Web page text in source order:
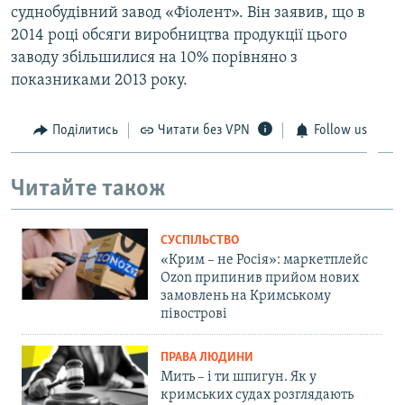
суднобудівний завод «Фіолент». Він заявив, що в
2014 році обсяги виробництва продукції цього
заводу збільшилися на 10% порівняно з
показниками 2013 року.
Поділитись Читати без VPN Follow us
Читайте також
СУСПІЛЬСТВО
«Крим – не Росія»: маркетплейс
Ozon припинив прийом нових
замовлень на Кримському
півострові
ПРАВА ЛЮДИНИ
Мить – і ти шпигун. Як у
кримських судах розглядають